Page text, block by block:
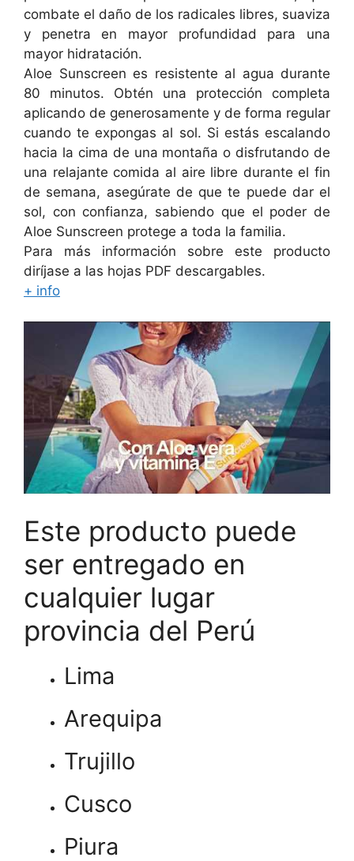
combate el daño de los radicales libres, suaviza
y penetra en mayor profundidad para una
mayor hidratación.
Aloe Sunscreen es resistente al agua durante
80 minutos. Obtén una protección completa
aplicando de generosamente y de forma regular
cuando te expongas al sol. Si estás escalando
hacia la cima de una montaña o disfrutando de
una relajante comida al aire libre durante el fin
de semana, asegúrate de que te puede dar el
sol, con confianza, sabiendo que el poder de
Aloe Sunscreen protege a toda la familia.
Para más información sobre este producto
diríjase a las hojas PDF descargables.
+ info
Este producto puede
ser entregado en
cualquier lugar
provincia del Perú
Lima
Arequipa
Trujillo
Cusco
Piura